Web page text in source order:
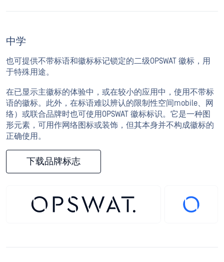
中学
也可提供不带标语和徽标标记锁定的二级OPSWAT 徽标，用
于特殊用途。
在已显示主徽标的体验中，或在较小的应用中，使用不带标
语的徽标。此外，在标语难以辨认的限制性空间mobile、网
络）或联合品牌时也可使用OPSWAT 徽标标识。它是一种图
形元素，可用作网络图标或装饰，但其本身并不构成徽标的
正确使用。
下载品牌标志